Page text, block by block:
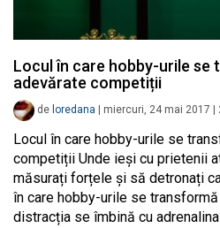
Locul în care hobby-urile se
adevărate competiții
de loredana miercuri, 24 mai 2017
Locul în care hobby-urile se
competiții Unde ieși cu prietenii
măsurați forțele și să detronați
în care hobby-urile se
distracția se îmbină cu